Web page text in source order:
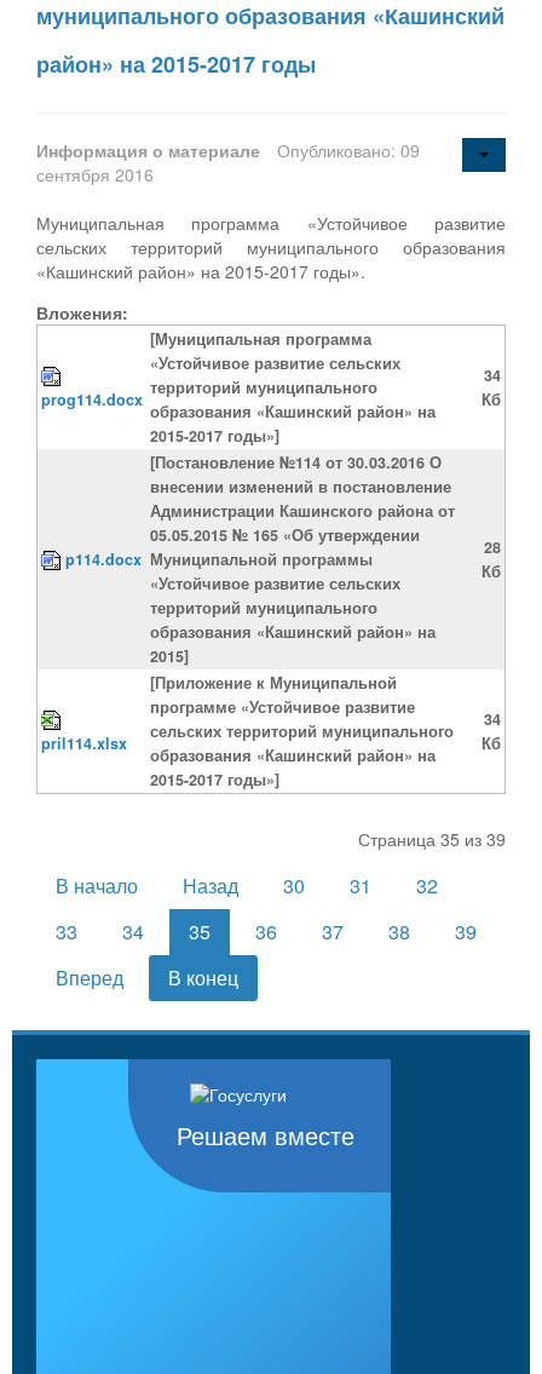
муниципального образования «Кашинский
район» на 2015-2017 годы
Информация о материале
Опубликовано: 09
сентября 2016
Муниципальная программа «Устойчивое развитие
сельских территорий муниципального образования
«Кашинский район» на 2015-2017 годы».
Вложения:
prog114.docx
[Муниципальная программа
«Устойчивое развитие сельских
территорий муниципального
образования «Кашинский район» на
2015-2017 годы»]
34
Кб
p114.docx
[Постановление №114 от 30.03.2016 О
внесении изменений в постановление
Администрации Кашинского района от
05.05.2015 № 165 «Об утверждении
Муниципальной программы
«Устойчивое развитие сельских
территорий муниципального
образования «Кашинский район» на
2015]
28
Кб
pril114.xlsx
[Приложение к Муниципальной
программе «Устойчивое развитие
сельских территорий муниципального
образования «Кашинский район» на
2015-2017 годы»]
34
Кб
Страница 35 из 39
В начало Назад 30 31
32
33
34 35 36 37 38
39
Вперед
В конец
Решаем вместе